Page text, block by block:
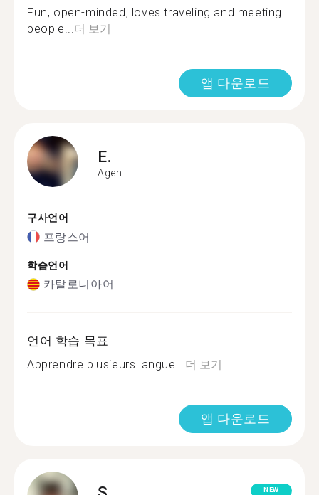
Fun, open-minded, loves traveling and meeting
people...더 보기
앱 다운로드
E.
Agen
구사언어
프랑스어
학습언어
카탈로니아어
언어 학습 목표
Apprendre plusieurs langue...더 보기
앱 다운로드
NEW